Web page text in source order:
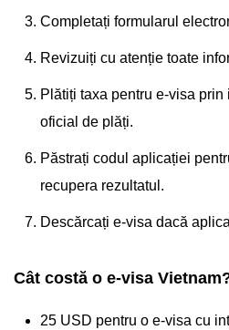
Completați formularul
Revizuiți cu atenție toate
Plătiți taxa pentru e-visa
oficial de plăți.
Păstrați codul aplicației
recupera rezultatul.
Descărcați e-visa dacă
Cât costă o e-visa
25 USD pentru o e-visa cu